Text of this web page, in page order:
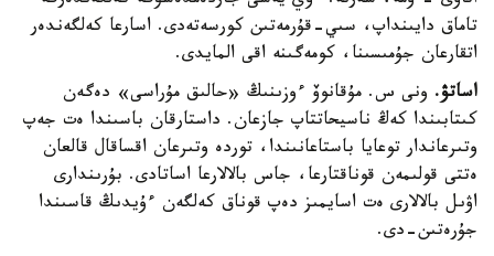
تاماق دايىنداپ، سىي-قۇرمەتىن كورسەتەدى. اسارعا كەلگەندەر
اتقارعان جۇمىسىنا، كومەگىنە اقى المايدى.
اساتۋ. ونى س. مۇقانوۆ ءوزىنىڭ «حالىق مۇراسى» دەگەن
كىتابىندا كەڭ ناسيحاتتاپ جازعان. داستارقان باسىندا ەت جەپ
وتىرعاندار توعايا باستاعانىندا، توردە وتىرعان اقساقال قالعان
ەتتى قولىمەن قوناقتارعا، جاس بالالارعا اساتادى. بۇرىندارى
اۋىل بالالارى ەت اسايمىز دەپ قوناق كەلگەن ءۇيدىڭ قاسىندا
جۇرەتىن-دى.